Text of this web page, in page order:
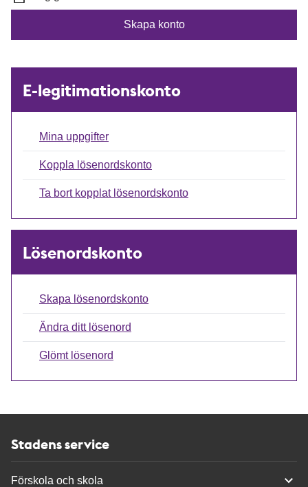
o
d
a
Skapa konto
E-legitimationskonto
Mina uppgifter
Koppla lösenordskonto
Ta bort kopplat lösenordskonto
Lösenordskonto
Skapa lösenordskonto
Ändra ditt lösenord
Glömt lösenord
Stadens service
Förskola och skola